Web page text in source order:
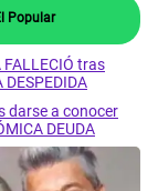
Popular
tras
darse a conocer
DEUDA